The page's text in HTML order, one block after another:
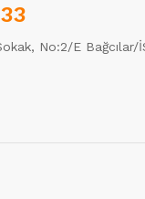
No:2/E Bağcılar/